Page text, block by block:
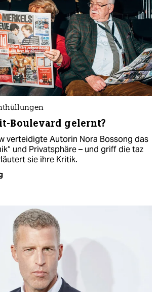
Boulevard gelernt?
verteidigte Autorin Nora Bossong das
und Privatsphäre – und griff die taz
sie ihre Kritik.